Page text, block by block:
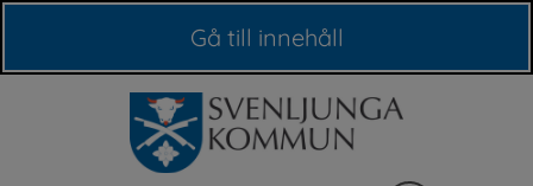
Gå till innehåll
Sök